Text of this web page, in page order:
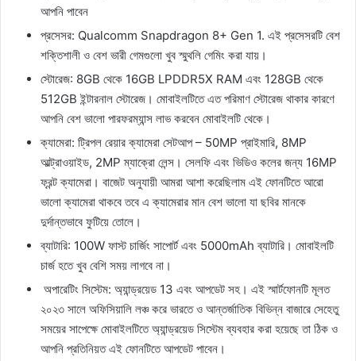
আপনি পাবেন
প্রসেসর: Qualcomm Snapdragon 8+ Gen 1. এই প্রসেসরটি বেশ
শক্তিশালী ও বেশ ভারী গেমগুলো খুব স্মুথলি গেমিং করা যায়।
স্টোরেজ: 8GB থেকে 16GB LPDDR5X RAM এবং 128GB থেকে
512GB ইন্টারনাল স্টোরেজ। মোবাইলটিতে এত পরিমাণ স্টোরেজ থাকার কারণে
আপনি বেশ ভালো পারফরম্যান্স লাভ করবেন মোবাইলটি থেকে।
ক্যামেরা: ট্রিপল রেয়ার ক্যামেরা সেটআপ – 50MP প্রাইমারি, 8MP
আল্ট্রাওয়াইড, 2MP ম্যাক্রো লেন্স। সেলফি এবং ভিডিও কলের জন্য 16MP
ফ্রন্ট ক্যামেরা। বাজেট অনুযায়ী আমরা আশা করেছিলাম এই ফোনটিতে আরো
ভালো ক্যামেরা থাকবে তবে এ ক্যামেরার মান বেশ ভালো যা ছবির মানকে
দুর্দান্তভাবে ফুটিয়ে তোলে।
ব্যাটারি: 100W ফাস্ট চার্জিং সাপোর্ট এবং 5000mAh ব্যাটারি। মোবাইলটি
চার্জ হতে খুব বেশি সময় লাগবে না।
অপারেটিং সিস্টেম: অ্যান্ড্রয়েড 13 এবং আপডেট সহ। এই স্মার্টফোনটি মূলত
২০২৩ সালে অফিসিয়ালি লঞ্চ করে ভারতে ও আন্তর্জাতিক বিভিন্ন বাজারে সেহেতু
সময়ের সাপেক্ষে মোবাইলটিতে অ্যান্ড্রয়েড সিস্টেম ব্যবহার করা হয়েছে তা ঠিক ও
আপনি প্রতিনিয়ত এই ফোনটিতে আপডেট পাবেন।